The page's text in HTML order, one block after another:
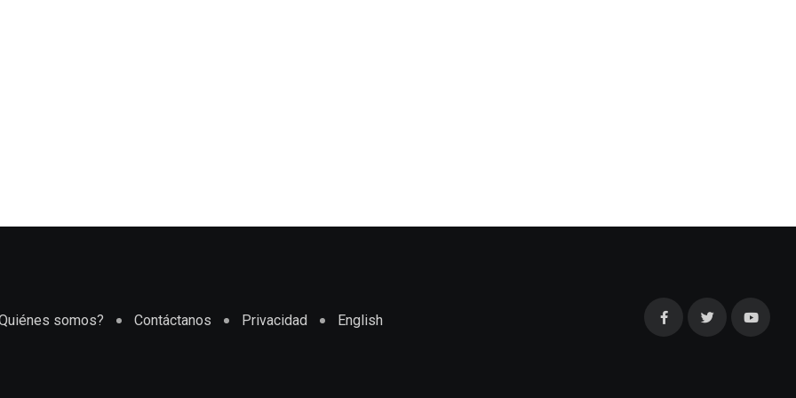
somos? Contáctanos Privacidad English